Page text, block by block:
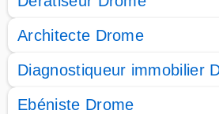
Architecte Drome
Diagnostiqueur immobilier
Ebéniste Drome